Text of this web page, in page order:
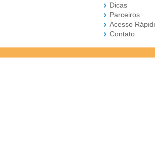
Dicas
Parceiros
Acesso
Contato